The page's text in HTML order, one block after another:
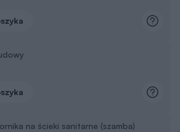
na ścieki sanitarne (szamba)